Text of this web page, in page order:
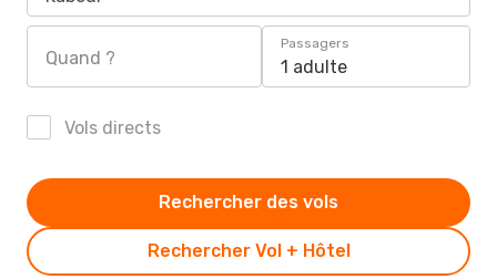
Quand ?
Passagers
1 adulte
Vols directs
Rechercher Vol + Hôtel
Rechercher des vols